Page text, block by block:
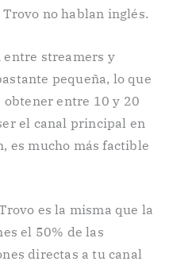
no hablan inglés.
entre streamers y
pequeña, lo que
obtener entre 10 y 20
el canal principal en
es mucho más factible
es la misma que la
el 50% de las
directas a tu canal